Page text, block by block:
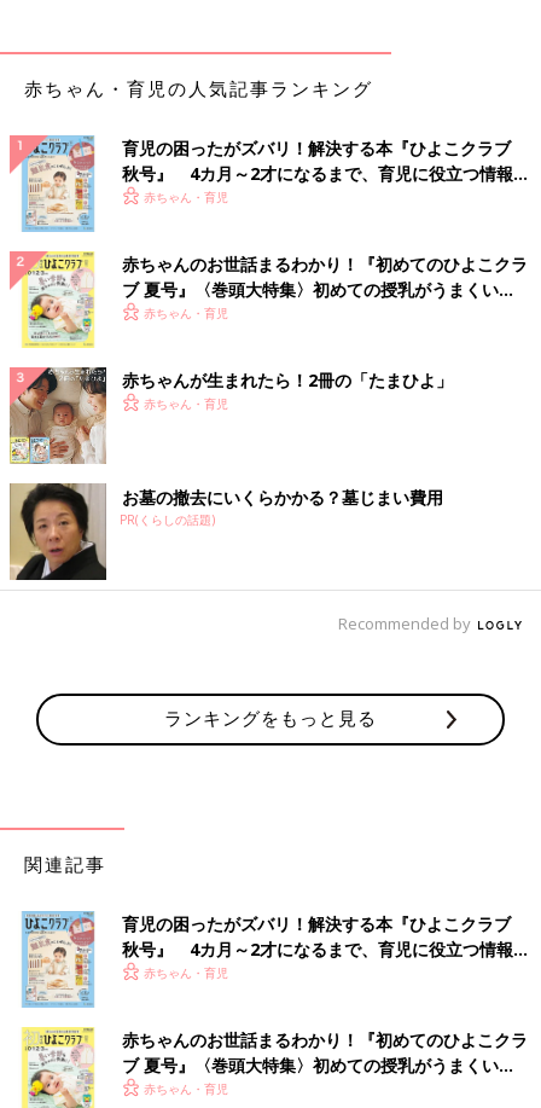
出典：Instagramアカウント「mannmaru_ko」
まんまるさんがダイソーでゲットしたのは、各220円の「ショル
ダーバッグ（ギョロ目スマホ）」。スナップボタン付きで、中身
ぴったりなので、どちらもヘビロテできそう。
赤ちゃん・育児の人気記事ランキング
育児の困ったがズバリ！解決する本『ひよこクラブ
秋号』 4カ月～2才になるまで、育児に役立つ情報が
いっぱい！
赤ちゃん・育児
赤ちゃんのお世話まるわかり！『初めてのひよこクラ
ブ 夏号』〈巻頭大特集〉初めての授乳がうまくい
く！ おっぱい・ミルクの基本と夏のトラブル 解決テ
赤ちゃん・育児
赤ちゃんが生まれたら！2冊の「たまひよ」
赤ちゃん・育児
お墓の撤去にいくらかかる？墓じまい費用
PR(くらしの話題)
Recommended by
ランキングをもっと見る
関連記事
育児の困ったがズバリ！解決する本『ひよこクラブ
秋号』 4カ月～2才になるまで、育児に役立つ情報が
いっぱい！
赤ちゃん・育児
赤ちゃんのお世話まるわかり！『初めてのひよこクラ
ブ 夏号』〈巻頭大特集〉初めての授乳がうまくい
く！ おっぱい・ミルクの基本と夏のトラブル 解決テ
赤ちゃん・育児